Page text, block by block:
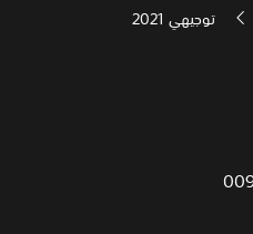
توجيهي 2021